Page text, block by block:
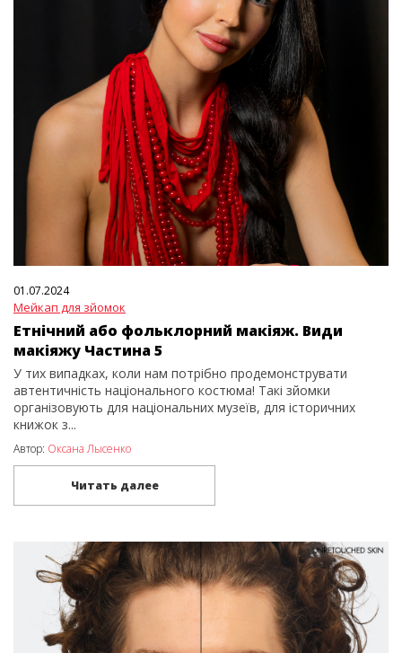
01.07.2024
Мейкап для зйомок
Етнічний або фольклорний макіяж. Види
макіяжу Частина 5
У тих випадках, коли нам потрібно продемонструвати
автентичність національного костюма! Такі зйомки
організовують для національних музеїв, для історичних
книжок з...
Автор: Оксана Лысенко
Читать далее